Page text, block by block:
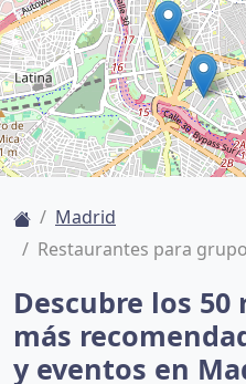
Madrid
Restaurantes para
Descubre los
más
y eventos en